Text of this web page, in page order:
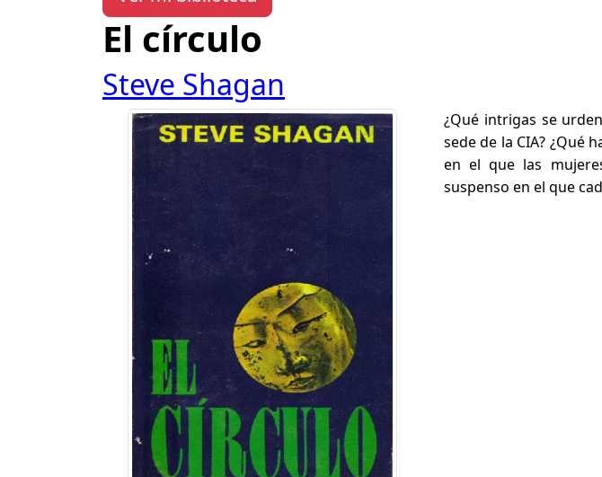
El círculo
Steve Shagan
¿Qué intrigas se
sede de la CIA? ¿Qué
en el que las
suspenso en el que